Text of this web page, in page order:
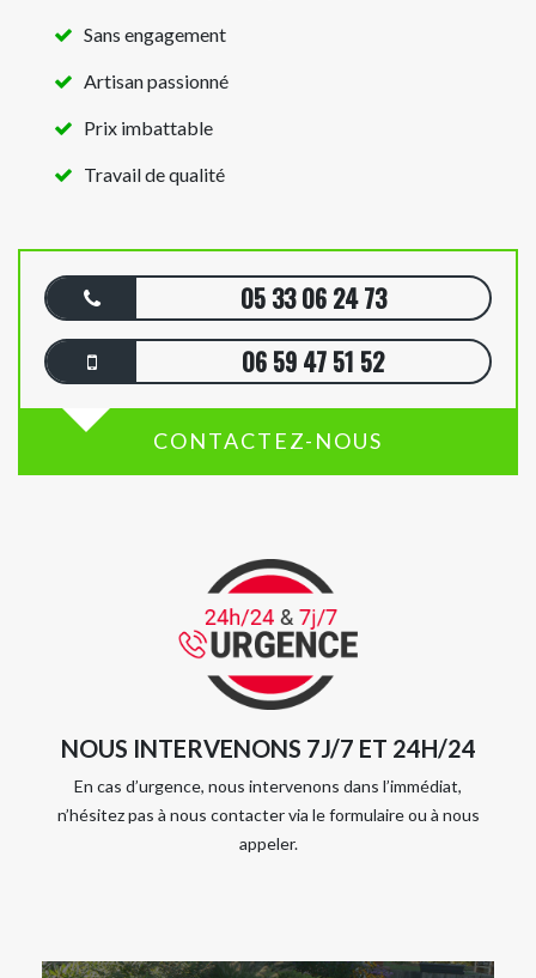
Sans engagement
Artisan passionné
Prix imbattable
Travail de qualité
05 33 06 24 73
06 59 47 51 52
CONTACTEZ-NOUS
NOUS INTERVENONS 7J/7 ET 24H/24
En cas d’urgence, nous intervenons dans l’immédiat,
n’hésitez pas à nous contacter via le formulaire ou à nous
appeler.